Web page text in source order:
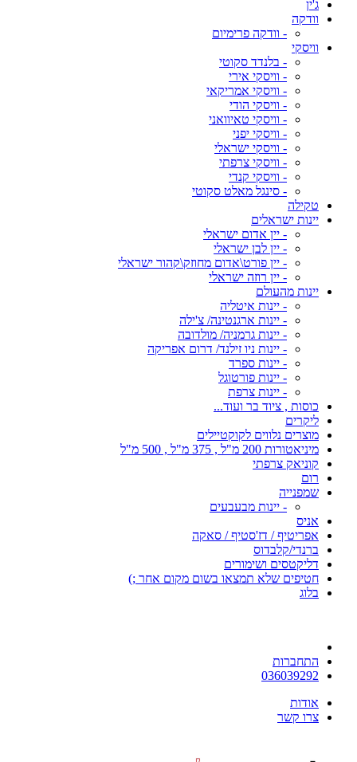
ג'ין
וודקה
- וודקה פרימיום
וויסקי
- בלנדד סקוטי
- וויסקי אירי
- וויסקי אמריקאי
- וויסקי הודי
- וויסקי טאיוואני
- וויסקי יפני
- וויסקי ישראלי
- וויסקי צרפתי
- וויסקי קנדי
- סינגל מאלט סקוטי
טקילה
יינות ישראלים
- יין אדום ישראלי
- יין לבן ישראלי
- יין פורט\אדום מחוזק\קהור ישראלי
- יין רוזה ישראלי
יינות מהעולם
- יינות איטליה
- יינות ארגנטינה/ צ'ילה
- יינות גרמניה/ מולדובה
- יינות ניו זילנד/ דרום אפריקה
- יינות ספרד
- יינות פורטוגל
- יינות צרפת
כוסות , ציוד בר ועוד...
ליקרים
מוצרים נלווים לקוקטיילים
מיניאטורות 200 מ"ל , 375 מ"ל , 500 מ"ל
קוניאק צרפתי
רום
שמפנייה
- יינות מבעבעים
אניס
אפריטיף / דז'סטיף / סאקה
ברנדי/קלבדוס
דליקטסים ושימורים
חטיפים שלא תמצאו בשום מקום אחר ;)
בלוג
התחברות
036039292
אודות
צרו קשר